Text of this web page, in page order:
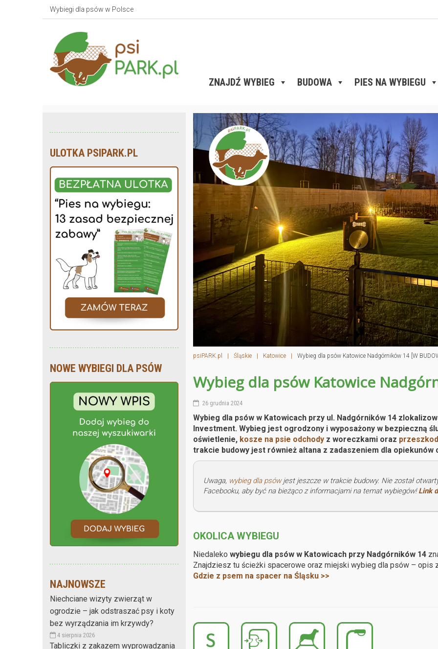
Wybiegi dla psów w Polsce
ZNAJDŹ WYBIEG BUDOWA PIES NA WYBIEGU
ULOTKA PSIPARK.PL
NOWE WYBIEGI DLA PSÓW
NAJNOWSZE
Niechciane wizyty zwierząt w
ogrodzie – jak odstraszać psy i koty
bez wyrządzania im krzywdy?
4 sierpnia 2026
Tabliczki z zakazem wyprowadzania
psiPARK.pl | Śląskie | Katowice | Wybieg dla psów Katowice Nadgórników 14 [W
Wybieg dla psów Katowice
26 grudnia 2024
Wybieg dla psów w Katowicach przy ul. Nadgórników 14
Investment. Wybieg jest ogrodzony i wyposażony w bezpieczną
oświetlenie, kosze na psie odchodyz woreczkami oraz
trakcie budowy jest również altana z zadaszeniem dla opiekunów
Uwaga, wybieg dla psówjest jeszcze w trakcie budowy. Nie został
Facebooku, aby być na bieżąco z informacjami na temat wybiegów!Link
OKOLICA WYBIEGU
Niedaleko wybiegu dla psów w Katowicach przy Nadgórników 14
Znajdziesz tu ścieżki spacerowe oraz miejski wybieg dla psów – opis
Gdzie z psem na spacer na Śląsku >>